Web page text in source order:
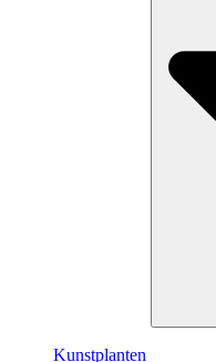
Kunstplanten